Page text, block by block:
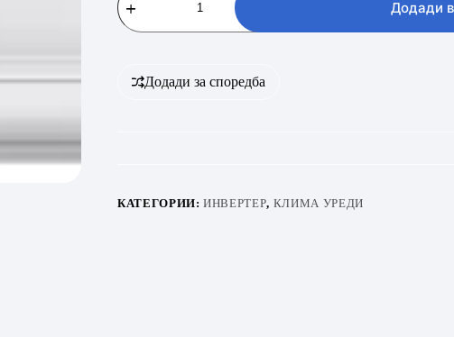
BEEPGE
125/
BEEPGE
Додади
Додади за споредба
КАТЕГОРИИ:ИНВЕРТЕР, КЛИМА УРЕДИ